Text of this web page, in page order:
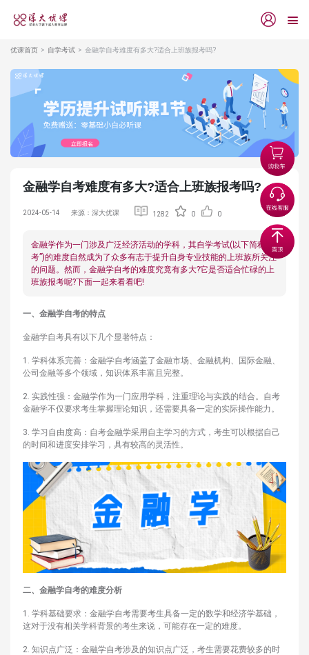
优课首页 自学考试 金融学自考难度有多大?适合上班族报考吗?
金融学自考难度有多大?适合上班族报考吗?
2024-05-14 来源：深大优课 1282 0 0
金融学作为一门涉及广泛经济活动的学科，其自学考试(以下简称“自
考”)的难度自然成为了众多有志于提升自身专业技能的上班族所关注
的问题。然而，金融学自考的难度究竟有多大?它是否适合忙碌的上
班族报考呢?下面一起来看看吧!
一、金融学自考的特点
金融学自考具有以下几个显著特点：
1. 学科体系完善：金融学自考涵盖了金融市场、金融机构、国际金融、
公司金融等多个领域，知识体系丰富且完整。
2. 实践性强：金融学作为一门应用学科，注重理论与实践的结合。自考
金融学不仅要求考生掌握理论知识，还需要具备一定的实际操作能力。
3. 学习自由度高：自考金融学采用自主学习的方式，考生可以根据自己
的时间和进度安排学习，具有较高的灵活性。
二、金融学自考的难度分析
1. 学科基础要求：金融学自考需要考生具备一定的数学和经济学基础，
这对于没有相关学科背景的考生来说，可能存在一定的难度。
2. 知识点广泛：金融学自考涉及的知识点广泛，考生需要花费较多的时